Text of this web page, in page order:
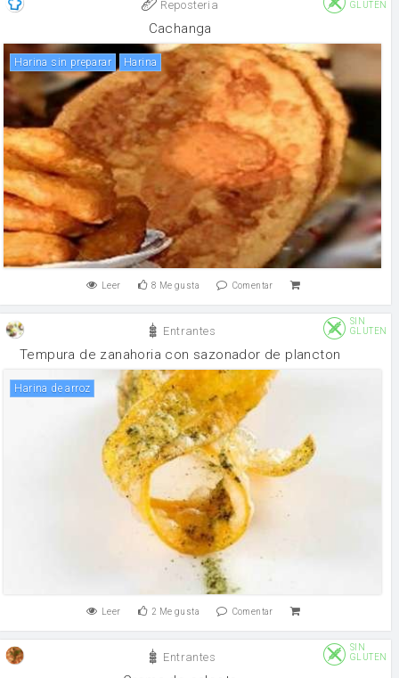
Reposteria
GLUTEN
Cachanga
Harina sin preparar harina
Leer 8 Me gusta Comentar
Entrantes
SIN
GLUTEN
Tempura de zanahoria con sazonador de plancton
harina de arroz
Leer 2 Me gusta Comentar
Entrantes
SIN
GLUTEN